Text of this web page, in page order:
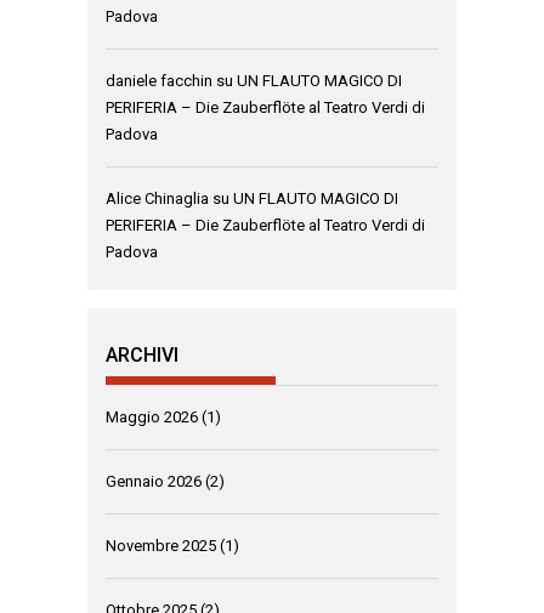
Padova
daniele facchin su UN FLAUTO MAGICO DI
PERIFERIA – Die Zauberflöte al Teatro Verdi di
Padova
Alice Chinaglia su UN FLAUTO MAGICO DI
PERIFERIA – Die Zauberflöte al Teatro Verdi di
Padova
ARCHIVI
Maggio 2026 (1)
Gennaio 2026 (2)
Novembre 2025 (1)